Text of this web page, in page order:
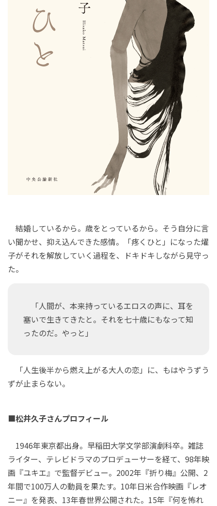
結婚しているから。歳をとっているから。そう自分に言
い聞かせ、抑え込んできた感情。「疼くひと」になった燿
子がそれを解放していく過程を、ドキドキしながら見守っ
た。
「人間が、本来持っているエロスの声に、耳を
塞いで生きてきたと。それを七十歳にもなって知
ったのだ。やっと」
「人生後半から燃え上がる大人の恋」に、もはやうずう
ずが止まらない。
■松井久子さんプロフィール
1946年東京都出身。早稲田大学文学部演劇科卒。雑誌
ライター、テレビドラマのプロデューサーを経て、98年映
画『ユキエ』で監督デビュー。2002年『折り梅』公開、2
年間で100万人の動員を果たす。10年日米合作映画『レオ
ニー』を発表、13年春世界公開された。15年『何を怖れ